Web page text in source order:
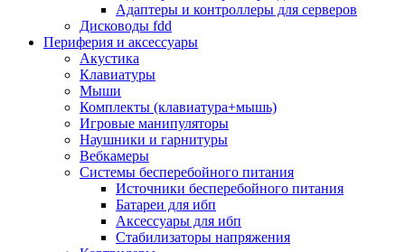
Dvd-r
Dvdrw
Серверы
Программное обеспечение
Операционные системы
Антивирусное по
Офисные приложения
Неттопы, тонкие клиенты, платформы nuc
Микрокомпьютеры
Опции для компьютеров
Бытовая техника
Кухонная техника
Блендеры, измельчители
Адаптеры и контроллеры для серверов
Дисководы fdd
Периферия и аксессуары
Акустика
Клавиатуры
Мыши
Комплекты (клавиатура+мышь)
Игровые манипуляторы
Наушники и гарнитуры
Вебкамеры
Системы бесперебойного питания
Источники бесперебойного питания
Батареи для ибп
Аксессуары для ибп
Стабилизаторы напряжения